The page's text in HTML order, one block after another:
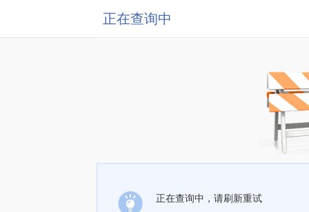
正在查询中
正在查询中，请刷新重试